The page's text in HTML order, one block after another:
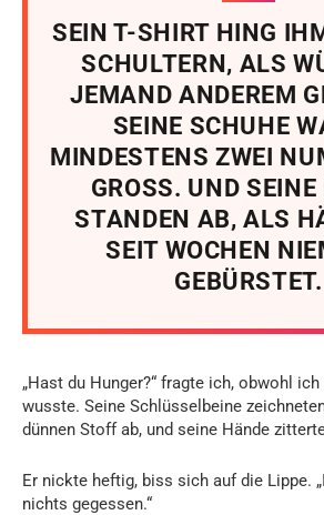
SEIN T-SHIRT HING
SCHULTERN, ALS
JEMAND ANDEREM
SEINE SCHUHE
MINDESTENS ZWEI
GROSS. UND
STANDEN AB, ALS
SEIT WOCHEN
GEBÜRSTET.
„Hast du Hunger?“ fragte ich, obwohl
wusste. Seine Schlüsselbeine
dünnen Stoff ab, und seine Hände
Er nickte heftig, biss sich auf die Lippe.
nichts gegessen.“